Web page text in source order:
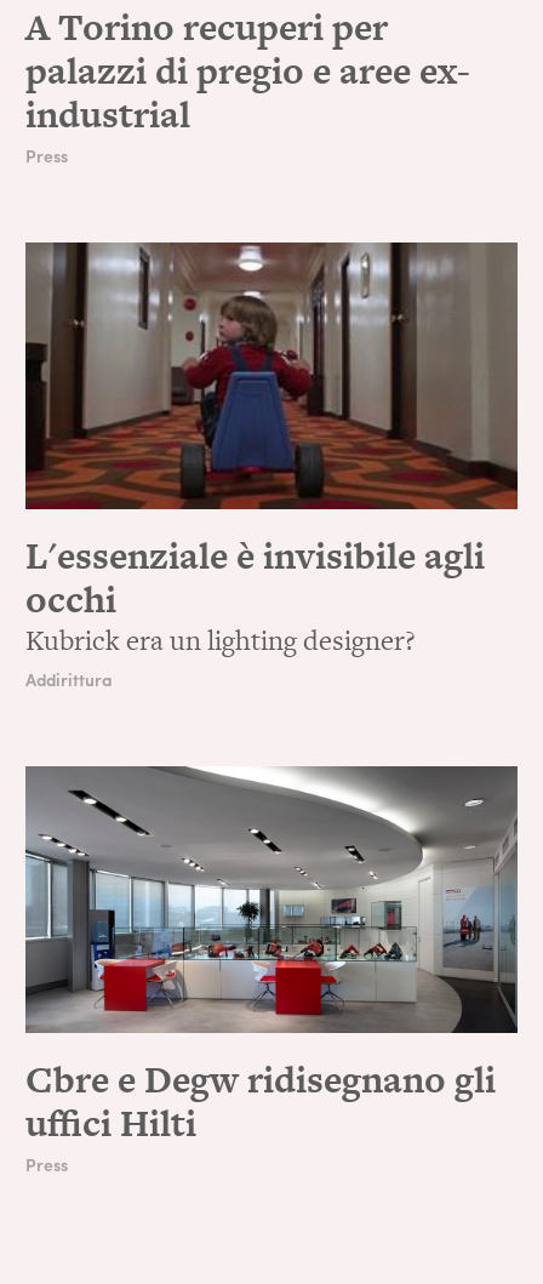
A Torino recuperi per
palazzi di pregio e aree ex-
industrial
Press
L'essenziale è invisibile agli
occhi
Kubrick era un lighting designer?
Addirittura
Cbre e Degw ridisegnano gli
uffici Hilti
Press